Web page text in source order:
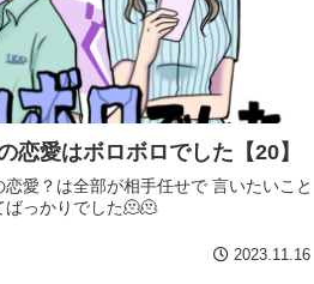
恋愛はボロボロでした【20】
愛？は全部が相手任せで 言いたいこと
ばっかりでした🫠🫠
2023.11.16